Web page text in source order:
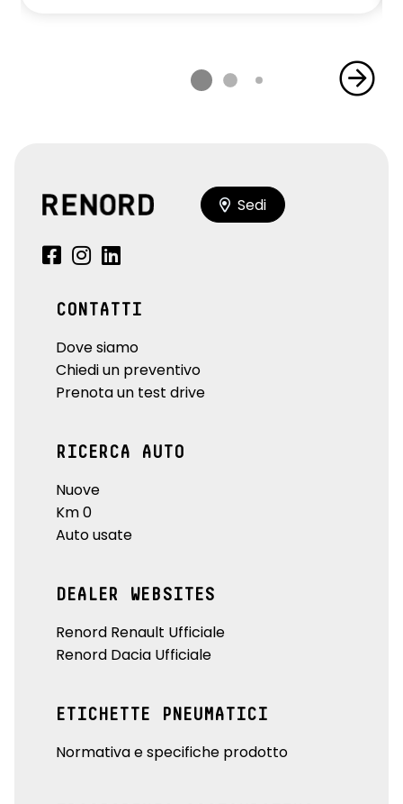
Sedi
CONTATTI
Dove siamo
Chiedi un preventivo
Prenota un test drive
RICERCA AUTO
Nuove
Km 0
Auto usate
DEALER WEBSITES
Renord Renault Ufficiale
Renord Dacia Ufficiale
ETICHETTE PNEUMATICI
Normativa e specifiche prodotto